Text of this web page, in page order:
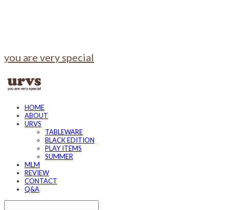
you are very special
HOME
ABOUT
URVS
TABLEWARE
BLACK EDITION
PLAY ITEMS
SUMMER
MLM
REVIEW
CONTACT
Q&A